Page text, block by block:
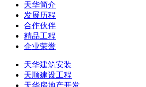
天华简介
发展历程
合作伙伴
精品工程
企业荣誉
天华建筑安装
天顺建设工程
天华房地产开发